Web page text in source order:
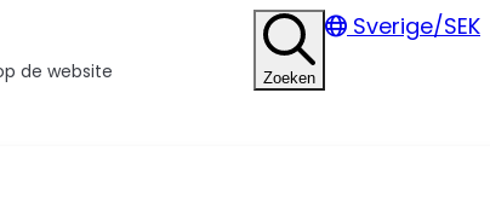
Zoeken
Sverige/SEK